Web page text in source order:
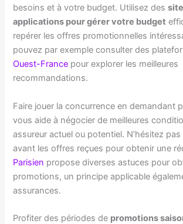
besoins et à votre budget. Utilisez des
applications pour gérer votre budget
repérer les offres promotionnelles
pouvez par exemple consulter des
Ouest-France pour explorer les meilleures
recommandations.
Faire jouer la concurrence en demandant
vous aide à négocier de meilleures
assureur actuel ou potentiel. N’hésitez
avant les offres reçues pour obtenir une
Parisien propose diverses astuces pour
promotions, un principe applicable
assurances.
Profiter des périodes de promotions